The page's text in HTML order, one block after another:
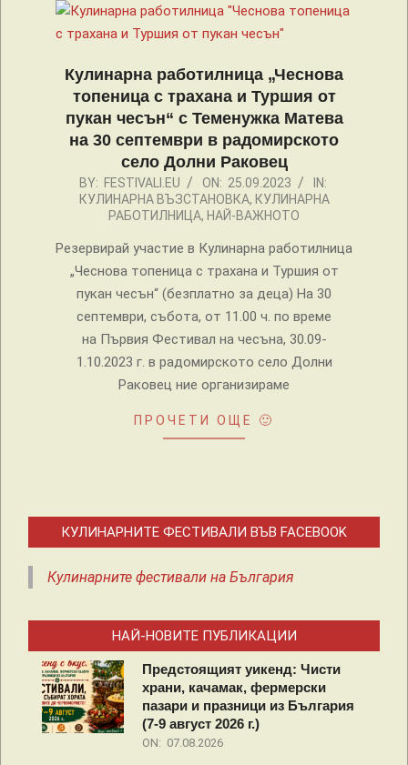
Кулинарна работилница „Чеснова
топеница с трахана и Туршия от
пукан чесън“ с Теменужка Матева
на 30 септември в радомирското
село Долни Раковец
2023-BY: FESTIVALI.EU ON: 25.09.2023
IN:
КУЛИНАРНА ВЪЗСТАНОВКА, КУЛИНАРНА
РАБОТИЛНИЦА, НАЙ-ВАЖНОТО
Резервирай участие в Кулинарна работилница
„Чеснова топеница с трахана и Туршия от
пукан чесън“ (безплатно за деца) На 30
септември, събота, от 11.00 ч. по време
на Първия Фестивал на чесъна, 30.09-
1.10.2023 г. в радомирското село Долни
Раковец ние организираме
ПРОЧЕТИ ОЩЕ 🙂
КУЛИНАРНИТЕ ФЕСТИВАЛИ ВЪВ FACEBOOK
Кулинарните фестивали на България
НАЙ-НОВИТЕ ПУБЛИКАЦИИ
Предстоящият уикенд: Чисти
храни, качамак, фермерски
пазари и празници из България
(7-9 август 2026 г.)
ON: 07.08.2026